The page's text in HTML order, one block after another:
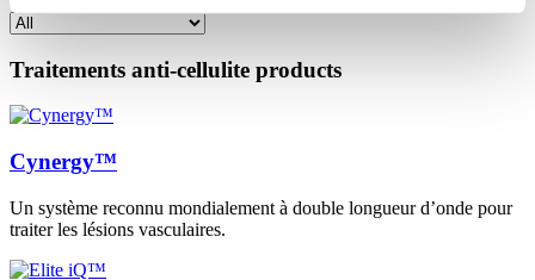
Traitements anti-cellulite products
Cynergy™
Un système reconnu mondialement à double longueur d’onde pour
traiter les lésions vasculaires.